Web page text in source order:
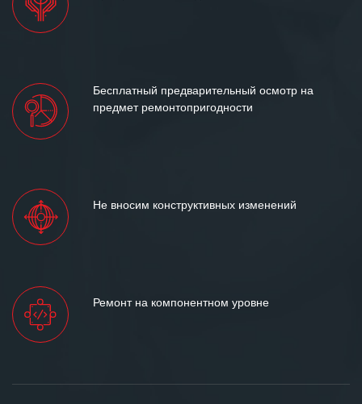
Бесплатный предварительный осмотр на
предмет ремонтопригодности
Не вносим конструктивных изменений
Ремонт на компонентном уровне